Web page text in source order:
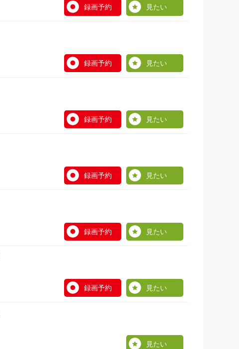
録画予約 見たい
録画予約 見たい
録画予約 見たい
録画予約 見たい
録画予約 見たい
録画予約 見たい
見たい